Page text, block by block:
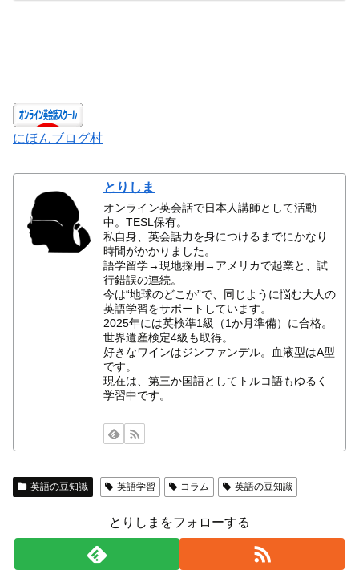
にほんブログ村
とりしま
オンライン英会話で日本人講師として活動
中。TESL保有。
私自身、英会話力を身につけるまでにかなり
時間がかかりました。
語学留学→現地採用→アメリカで起業と、試
行錯誤の連続。
今は“地球のどこか”で、同じように悩む大人の
英語学習をサポートしています。
2025年には英検準1級（1か月準備）に合格。
世界遺産検定4級も取得。
好きなワインはジンファンデル。血液型はA型
です。
現在は、第三か国語としてトルコ語もゆるく
学習中です。
英語の豆知識 英語学習 コラム 英語の豆知識
とりしまをフォローする